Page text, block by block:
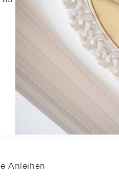
Anleihen